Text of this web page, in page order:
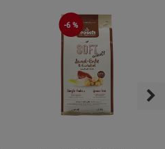
-6 %